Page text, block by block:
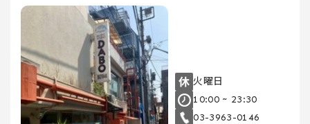
火曜日
10:00 ~ 23:30
03-3963-0146